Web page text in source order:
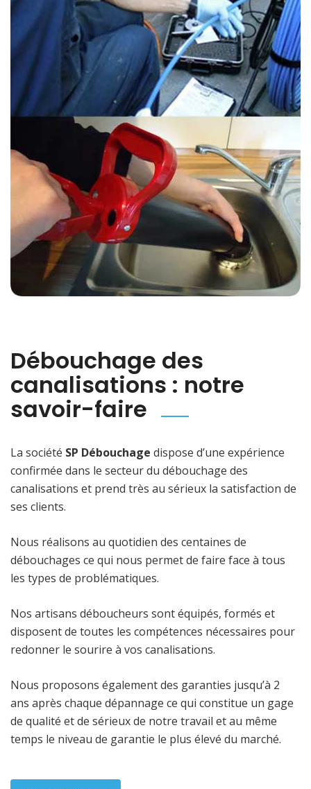
Débouchage des
canalisations : notre
savoir-faire
La société SP Débouchage dispose d’une expérience
confirmée dans le secteur du débouchage des
canalisations et prend très au sérieux la satisfaction de
ses clients.
Nous réalisons au quotidien des centaines de
débouchages ce qui nous permet de faire face à tous
les types de problématiques.
Nos artisans déboucheurs sont équipés, formés et
disposent de toutes les compétences nécessaires pour
redonner le sourire à vos canalisations.
Nous proposons également des garanties jusqu’à 2
ans après chaque dépannage ce qui constitue un gage
de qualité et de sérieux de notre travail et au même
temps le niveau de garantie le plus élevé du marché.